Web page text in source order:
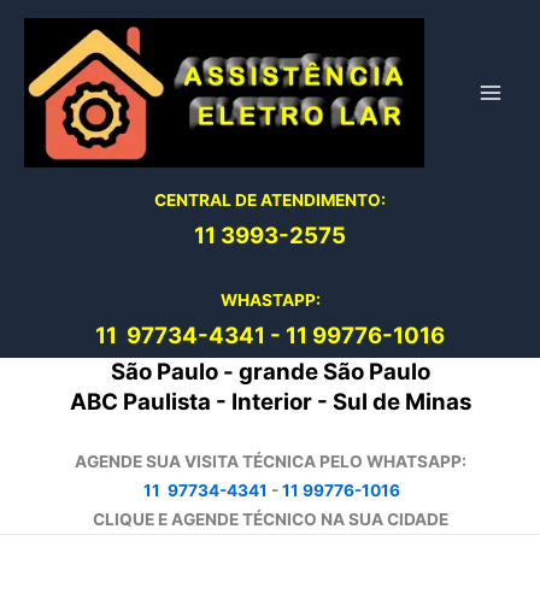
conteúdo
CENTRAL DE ATENDIMENTO:
11 3993-2575
WHASTAPP:
11 97734-4341 - 11 99776-1016
São Paulo - grande São Paulo
ABC Paulista - Interior - Sul de Minas
AGENDE SUA VISITA TÉCNICA PELO WHATSAPP:
11 97734-4341 -11 99776-1016
CLIQUE E AGENDE TÉCNICO NA SUA CIDADE